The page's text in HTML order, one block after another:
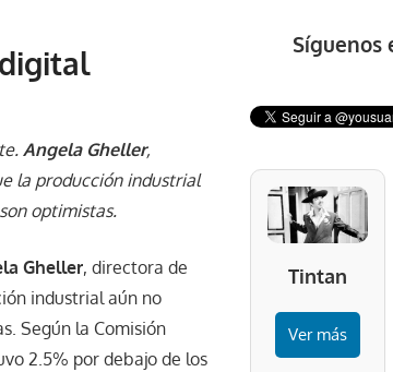
Angela Gheller,
la producción industrial
optimistas.
Gheller, directora de
industrial aún no
Según la Comisión
2.5% por debajo de los
Síguenos
Tintan
Ver más